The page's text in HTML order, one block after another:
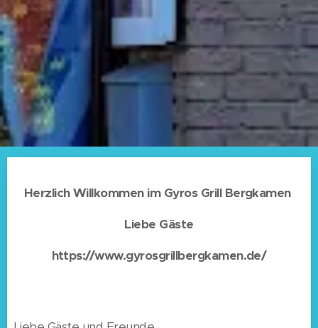
Herzlich Willkommen im Gyros Grill Bergkamen
Liebe Gäste
https://www.gyrosgrillbergkamen.de/